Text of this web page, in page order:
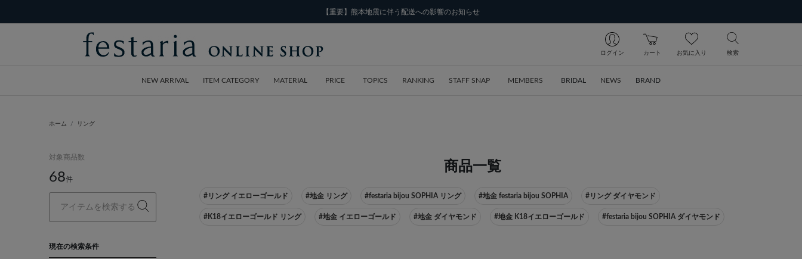
【重要】熊本地震に伴う配送への影響のお知らせ
ログイン カート お気に入り 検索
NEW ARRIVAL ITEM CATEGORY MATERIAL PRICE TOPICS RANKING STAFF SNAP MEMBERS BRIDAL NEWS BRAND
ホーム リング
対象商品数
68件
現在の検索条件
商品一覧
#リング イエローゴールド #地金 リング #festaria bijou SOPHIA リング #地金 festaria bijou SOPHIA #リング ダイヤモンド
#K18イエローゴールド リング #地金 イエローゴールド #地金 ダイヤモンド #地金 K18イエローゴールド #festaria bijou SOPHIA ダイヤモンド